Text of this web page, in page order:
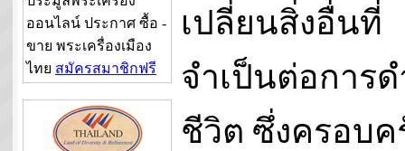
ออนไลน์ ประกาศ ซื้อ -
ขาย พระเครื่องเมือง
ไทย สมัครสมาชิกฟรี
เปลี่ยนสิ่งอื่นที่
จำเป็นต่อการด
ชีวิต ซึ่งครอบค